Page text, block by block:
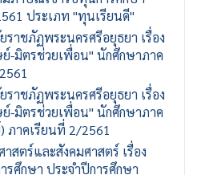
ประเภท "ทุนเรียนดี"
าชภัฏพระนครศรีอยุธยา เรื่อง
ย์-มิตรช่วยเพื่อน" นักศึกษาภาค
าชภัฏพระนครศรีอยุธยา เรื่อง
ย์-มิตรช่วยเพื่อน" นักศึกษาภาค
ภาคเรียนที่ 2/2561
สตร์และสังคมศาสตร์ เรื่อง
รศึกษา ประจำปีการศึกษา